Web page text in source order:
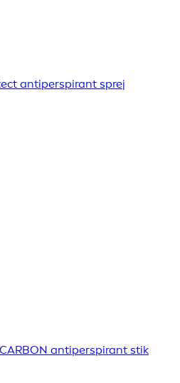
antiperspirant sprej
antiperspirant stik